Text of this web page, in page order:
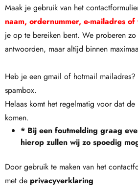
Maak je gebruik van het
naam, ordernummer, e-mailadres
je op te bereiken bent. We proberen
antwoorden, maar altijd binnen
Heb je een gmail of hotmail
spambox.
Helaas komt het regelmatig voor dat
komen.
* Bij een foutmelding graag
hierop zullen wij zo spoedig
Door gebruik te maken van het
met de privacyverklaring